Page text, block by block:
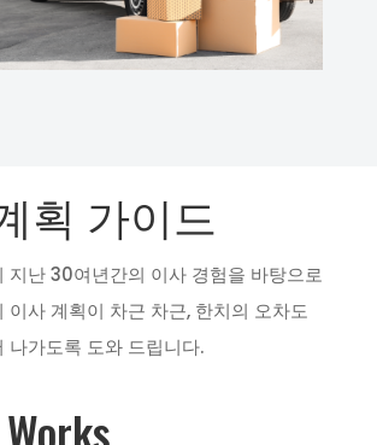
획 가이드
지난 30여년간의 이사 경험을 바탕으로
이사 계획이 차근 차근, 한치의 오차도
나가도록 도와 드립니다.